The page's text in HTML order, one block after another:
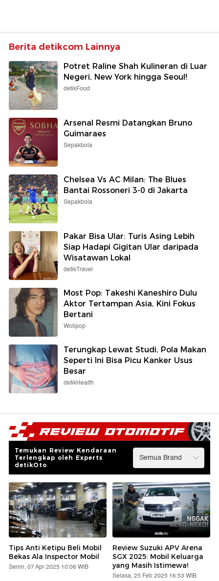
Berita detikcom Lainnya
Potret Raline Shah Kulineran di Luar
Negeri, New York hingga Seoul!
detikFood
Arsenal Resmi Datangkan Bruno
Guimaraes
Sepakbola
Chelsea Vs AC Milan: The Blues
Bantai Rossoneri 3-0 di Jakarta
Sepakbola
Pakar Bisa Ular: Turis Asing Lebih
Siap Hadapi Gigitan Ular daripada
Wisatawan Lokal
detikTravel
Most Pop: Takeshi Kaneshiro Dulu
Aktor Tertampan Asia, Kini Fokus
Bertani
Wolipop
Terungkap Lewat Studi, Pola Makan
Seperti Ini Bisa Picu Kanker Usus
Besar
detikHealth
Temukan Review Kendaraan
Terlengkap oleh Experts
detikOto
Tips Anti Ketipu Beli Mobil
Bekas Ala Inspector Mobil
Senin, 07 Apr 2025 10:06 WIB
Review Suzuki APV Arena
SGX 2025: Mobil Keluarga
yang Masih Istimewa!
Selasa, 25 Feb 2025 16:53 WIB